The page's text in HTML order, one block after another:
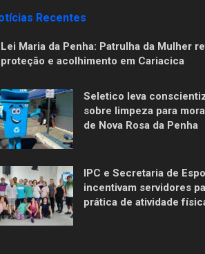
Recentes
Lei Maria da Penha: Patrulha da Mulher
proteção e acolhimento em Cariacica
Seletico leva
sobre limpeza para
de Nova Rosa da Penha
IPC e Secretaria de
incentivam servidores
prática de atividade